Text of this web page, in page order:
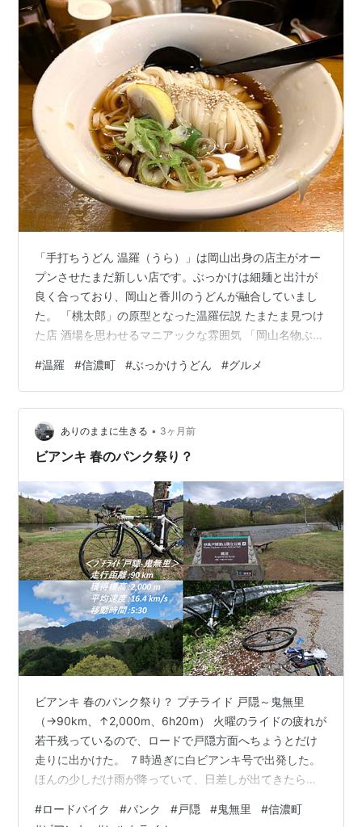
「手打ちうどん 温羅（うら）」は岡山出身の店主がオー
プンさせたまだ新しい店です。ぶっかけは細麺と出汁が
良く合っており、岡山と香川のうどんが融合していまし
た。 「桃太郎」の原型となった温羅伝説 たまたま見つけ
た店 酒場を思わせるマニアックな雰囲気 「岡山名物ぶっ
メニュー 地図 店舗概要 このブログのイチオシ記事 うど
ん以外のブログはこちらから 全国の御朱印を制覇した
い！！ 世界の蒸留酒を制覇したい！ 「我が道」を究めた
い 「桃太郎」の原型となった温羅伝説 「手打ちうどん
温羅」はＪＲ総武線信濃町駅から徒歩約4分という場所に
#温羅 #信濃町 #ぶっかけうどん #グルメ
ありのままに生きる • 3ヶ月前
ビアンキ 春のパンク祭り？
ビアンキ 春のパンク祭り？ プチライド 戸隠～鬼無里
（→90km、↑2,000m、6h20m） 火曜のライドの疲れが
若干残っているので、ロードで戸隠方面へちょうとだけ
走りに出かけた。 ７時過ぎに白ビアンキ号で出発した。
ほんの少しだけ雨が降っていて、日差しが出てきたら、
ど．．．）。 長野市の霊園坂経由で信濃町～戸隠へ向か
#ロードバイク #パンク #戸隠 #鬼無里 #信濃町